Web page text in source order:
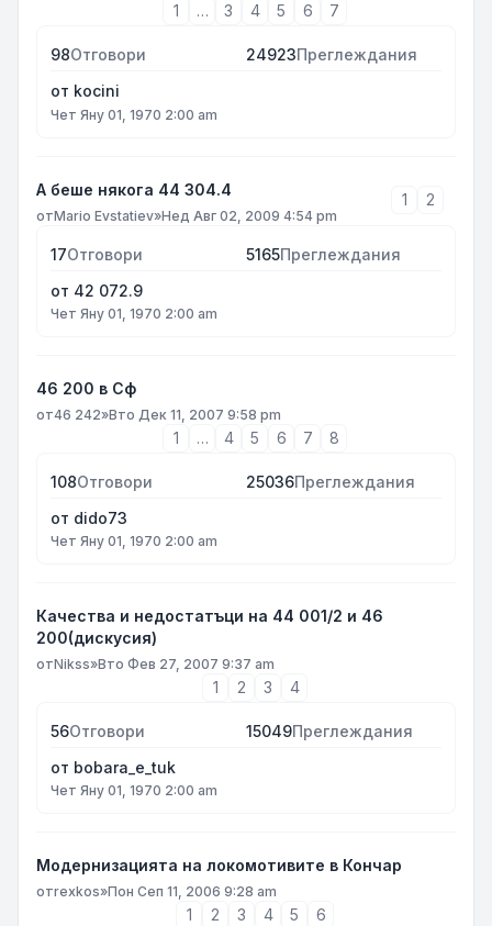
1 … 3 4 5 6 7
98Отговори 24923Преглеждания
от kocini
Чет Яну 01, 1970 2:00 am
А беше някога 44 304.4
отMario Evstatiev»Нед Авг 02, 2009 4:54 pm
1 2
17Отговори 5165Преглеждания
от 42 072.9
Чет Яну 01, 1970 2:00 am
46 200 в Сф
от46 242»Вто Дек 11, 2007 9:58 pm
1 … 4 5 6 7 8
108Отговори 25036Преглеждания
от dido73
Чет Яну 01, 1970 2:00 am
Качества и недостатъци на 44 001/2 и 46
200(дискусия)
отNikss»Вто Фев 27, 2007 9:37 am
1 2 3 4
56Отговори 15049Преглеждания
от bobara_e_tuk
Чет Яну 01, 1970 2:00 am
Модернизацията на локомотивите в Кончар
отrexkos»Пон Сеп 11, 2006 9:28 am
1 2 3 4 5 6